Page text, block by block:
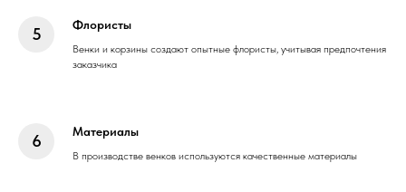
Флористы
Венки и корзины создают опытные флористы, учитывая предпочтения
заказчика
Материалы
В производстве венков используются качественные материалы